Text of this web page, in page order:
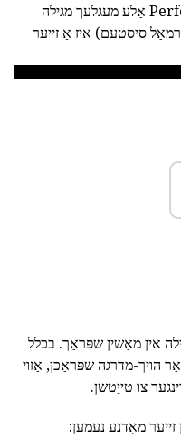
יבערזעצער איז טויגעוודיק פון Performing אַלע מעגלעך מגילה
סיסטעם) איז אַ זייער
אין מאַשין שפּראַך. בכלל
הויך-מדרגה שפּראַכן, אַזוי
צו טייַטשן.
מאָדנע נעמען: